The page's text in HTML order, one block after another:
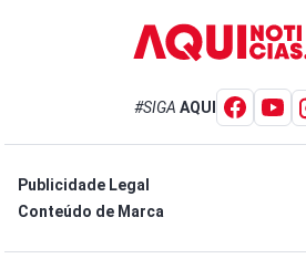
#SIGA AQUI
Publicidade Legal
Conteúdo de Marca